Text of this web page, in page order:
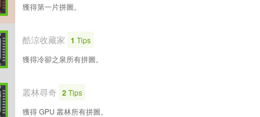
獲得第一片拼圖。
酷涼收藏家 1 Tips
獲得冷卻之泉所有拼圖。
叢林尋奇 2Tips
獲得 GPU 叢林所有拼圖。